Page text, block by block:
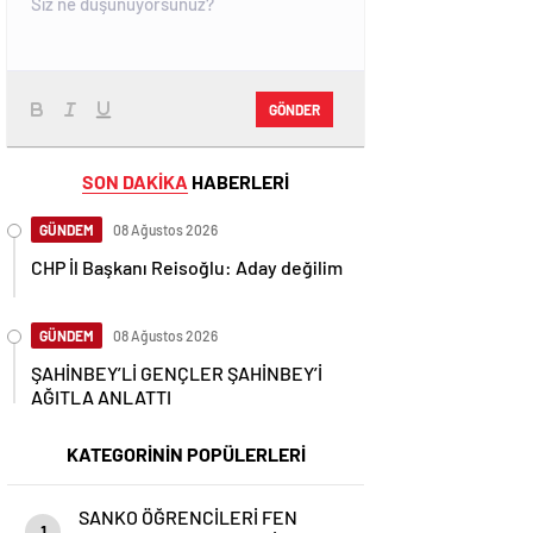
GÖNDER
SON DAKİKA HABERLERİ
GÜNDEM 08 Ağustos 2026
CHP İl Başkanı Reisoğlu: Aday değilim
GÜNDEM 08 Ağustos 2026
ŞAHİNBEY’Lİ GENÇLER ŞAHİNBEY’İ
AĞITLA ANLATTI
KATEGORİNİN POPÜLERLERİ
SANKO ÖĞRENCİLERİ FEN